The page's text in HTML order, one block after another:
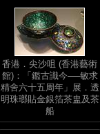
香港．尖沙咀 (香港藝術
館)：「鑑古識今──敏求
精舍六十五周年」展．透
明珠瑯貼金銀箔茶盅及茶
船